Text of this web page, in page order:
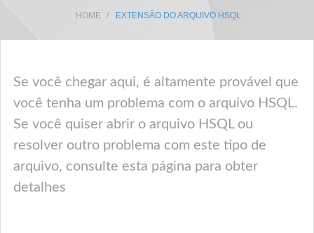
HOME EXTENSÃO DO ARQUIVO HSQL
Se você chegar aqui, é altamente provável que
você tenha um problema com o arquivo HSQL.
Se você quiser abrir o arquivo HSQL ou
resolver outro problema com este tipo de
arquivo, consulte esta página para obter
detalhes